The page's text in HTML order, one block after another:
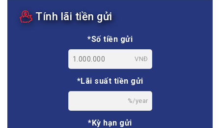
Tính lãi tiền gửi
*Số tiền gửi
VNĐ
*Lãi suất tiền gửi
%/year
*Kỳ hạn gửi